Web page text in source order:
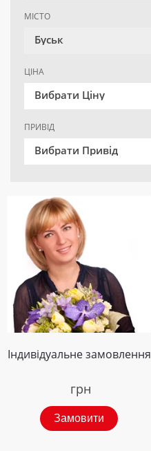
МІСТО
Буськ
ЦІНА
Вибрати Ціну
ПРИВІД
Вибрати Привід
Індивідуальне замовлення
грн
Замовити